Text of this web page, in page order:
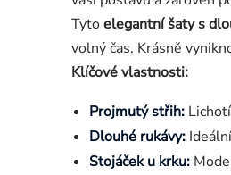
Tytoelegantní šaty s
volný čas. Krásně
Klíčové vlastnosti:
Projmutý střih:
Dlouhé rukávy:
Stojáček u krku: